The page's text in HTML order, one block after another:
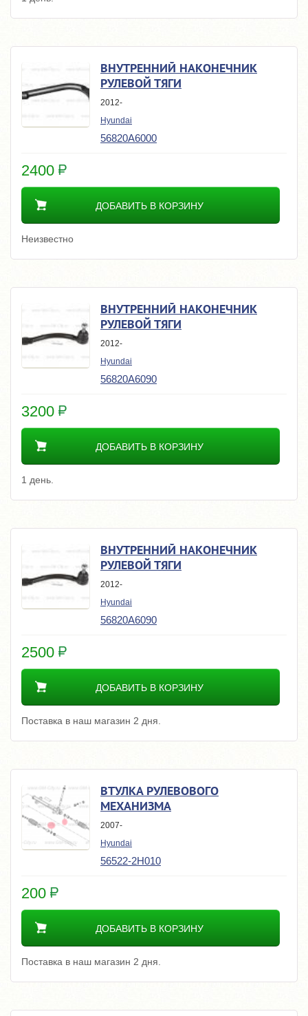
ВНУТРЕННИЙ НАКОНЕЧНИК
РУЛЕВОЙ ТЯГИ
2012-
Hyundai
56820A6000
2400
ДОБАВИТЬ В КОРЗИНУ
Неизвестно
ВНУТРЕННИЙ НАКОНЕЧНИК
РУЛЕВОЙ ТЯГИ
2012-
Hyundai
56820A6090
3200
ДОБАВИТЬ В КОРЗИНУ
1 день.
ВНУТРЕННИЙ НАКОНЕЧНИК
РУЛЕВОЙ ТЯГИ
2012-
Hyundai
56820A6090
2500
ДОБАВИТЬ В КОРЗИНУ
Поставка в наш магазин 2 дня.
ВТУЛКА РУЛЕВОВОГО
МЕХАНИЗМА
2007-
Hyundai
56522-2H010
200
ДОБАВИТЬ В КОРЗИНУ
Поставка в наш магазин 2 дня.